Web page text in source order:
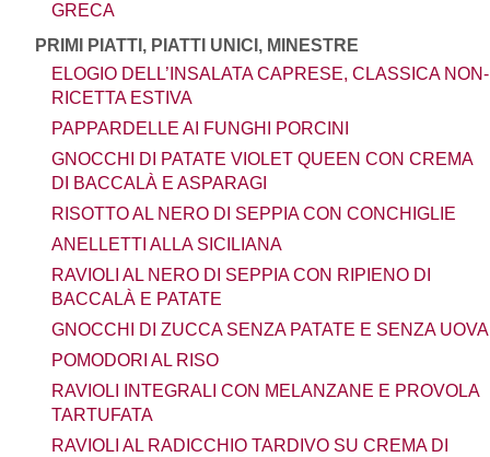
GRECA
PRIMI PIATTI, PIATTI UNICI, MINESTRE
ELOGIO DELL’INSALATA CAPRESE, CLASSICA NON-
RICETTA ESTIVA
PAPPARDELLE AI FUNGHI PORCINI
GNOCCHI DI PATATE VIOLET QUEEN CON CREMA
DI BACCALÀ E ASPARAGI
RISOTTO AL NERO DI SEPPIA CON CONCHIGLIE
ANELLETTI ALLA SICILIANA
RAVIOLI AL NERO DI SEPPIA CON RIPIENO DI
BACCALÀ E PATATE
GNOCCHI DI ZUCCA SENZA PATATE E SENZA UOVA
POMODORI AL RISO
RAVIOLI INTEGRALI CON MELANZANE E PROVOLA
TARTUFATA
RAVIOLI AL RADICCHIO TARDIVO SU CREMA DI